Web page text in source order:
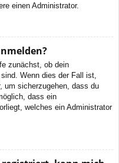
einen Administrator.
zunächst, ob dein
Wenn dies der Fall ist,
um sicherzugehen, dass du
dass ein
welches ein Administrator